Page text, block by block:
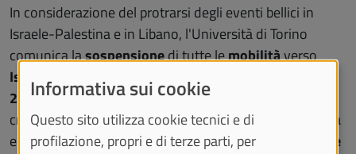
In considerazione del protrarsi degli eventi bellici in
Israele-Palestina e in Libano, l'Università di Torino
comunica lasospensionedi tutte lemobilitàverso
Israele
Libano anche per il
primo semestre dell'a.a.
2025/2026. Inoltre, tenuto conto del perdurare della
crisi internazionale legata al conflitto in atto tra Ucraina
e Russia, l'Università di Torino ribadisce la
sospensione
Informativa sui cookie
Questo sito utilizza cookie tecnici e di
profilazione, propri e di terze parti, per